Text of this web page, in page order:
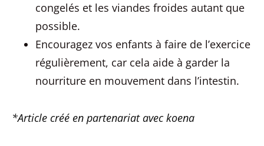
congelés et les viandes froides autant que
possible.
Encouragez vos enfants à faire de l’exercice
régulièrement, car cela aide à garder la
nourriture en mouvement dans l’intestin.
*Article créé en partenariat avec koena